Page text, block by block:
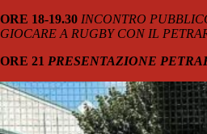
ORE 18-19.30 INCONTRO
GIOCARE A RUGBY CON IL
ORE 21 PRESENTAZIONE